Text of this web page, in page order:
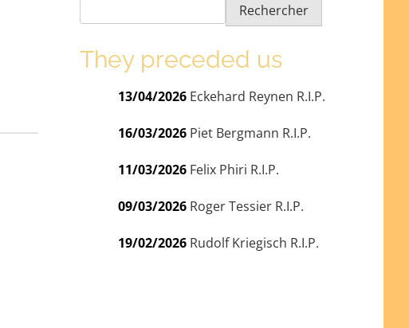
Rechercher
They preceded us
13/04/2026 Eckehard Reynen R.I.P.
16/03/2026 Piet Bergmann R.I.P.
11/03/2026 Felix Phiri R.I.P.
09/03/2026 Roger Tessier R.I.P.
19/02/2026 Rudolf Kriegisch R.I.P.